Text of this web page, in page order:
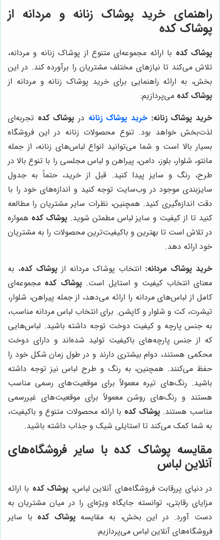
راهنمای خرید پوشاک زنانه و مردانه از
پوشاک کده
پوشاک کده با ارائه مجموعه‌ای متنوع از پوشاک زنانه و مردانه،
تلاش می‌کند تا نیازهای مختلف مشتریان را برآورده کند. در این
بخش، به ارائه راهنمایی برای خرید پوشاک زنانه و مردانه از
پوشاک کده می‌پردازیم:
خرید پوشاک زنانه: خرید پوشاک زنانه در پوشاک کده تجربه‌ای
لذت‌بخش خواهد بود. تنوع محصولات زنانه در این فروشگاه
بسیار بالا است و شما می‌توانید انواع لباس‌های زنانه، از جمله
مانتو، شلوار، بلوز، دامن، پیراهن و لباس مجلسی را با تنوع بالا در
طرح، رنگ و سایز پیدا کنید. قبل از خرید، حتماً به جدول
سایزبندی موجود در وب‌سایت توجه کنید و اندازه‌های خود را با
دقت اندازه‌گیری کنید. همچنین، نظرات سایر مشتریان را مطالعه
کنید تا از کیفیت و سایز لباس مطمئن شوید.پوشاک کده همواره
در تلاش است تا بهترین و باکیفیت‌ترین محصولات را به مشتریان
خود ارائه دهد.
خرید پوشاک مردانه: انتخاب پوشاک مردانه از پوشاک کده، به
معنای انتخاب کیفیت و استایل است.پوشاک کده مجموعه‌ای
کامل از لباس‌های مردانه را ارائه می‌دهد، از جمله پیراهن، شلوار،
تیشرت، کت و شلوار و کاپشن. برای انتخاب لباس مردانه مناسب،
به جنس پارچه و کیفیت دوخت توجه داشته باشید. لباس‌هایی
که از جنس پارچه‌های باکیفیت تولید شده‌اند و دارای دوخت
محکمی هستند، دوام بیشتری دارند و در طول زمان شکل خود را
حفظ می‌کنند. همچنین، به رنگ و طرح لباس نیز توجه داشته
باشید. رنگ‌های تیره معمولاً برای موقعیت‌های رسمی مناسب
هستند و رنگ‌های روشن معمولاً برای موقعیت‌های غیررسمی
مناسب هستند.پوشاک کده با ارائه محصولات متنوع و باکیفیت،
به شما کمک می‌کند تا استایلی شیک و جذاب داشته باشید.
مقایسه پوشاک کده با سایر فروشگاه‌های
آنلاین لباس
در دنیای پررقابت فروشگاه‌های آنلاین لباس، پوشاک کده با ارائه
مزایای رقابتی، توانسته جایگاه ویژه‌ای را در میان مشتریان به
دست آورد. در این بخش، به مقایسهپوشاک کده با سایر
فروشگاه‌های آنلاین لباس می‌پردازیم: